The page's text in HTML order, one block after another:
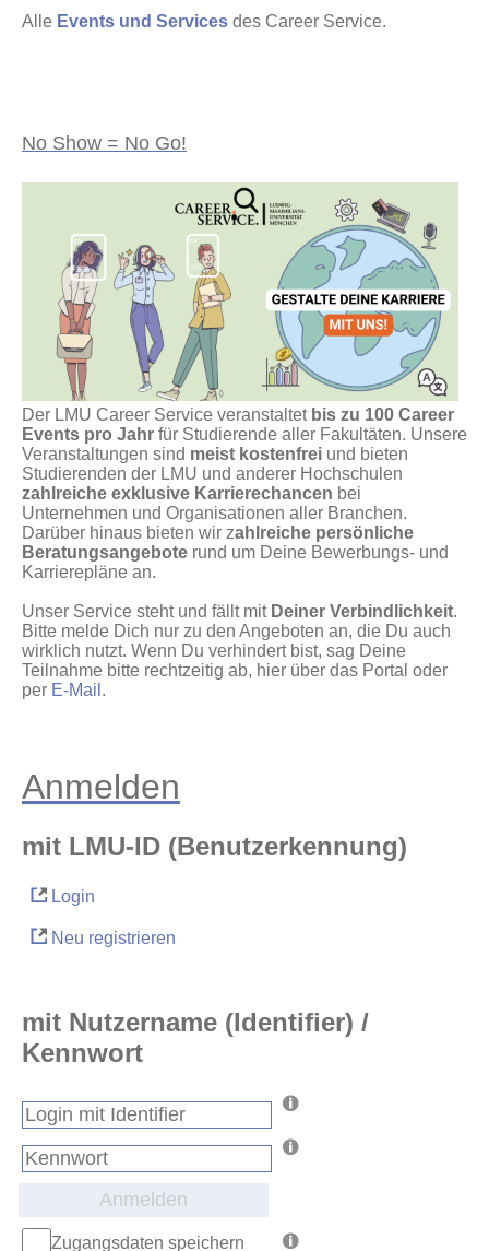
Alle Events und Services des Career Service.
No Show = No Go!
Der LMU Career Service veranstaltet bis zu 100 Career
Events pro Jahr für Studierende aller Fakultäten. Unsere
Veranstaltungen sind meist kostenfrei und bieten
Studierenden der LMU und anderer Hochschulen
zahlreiche exklusive Karrierechancen bei
Unternehmen und Organisationen aller Branchen.
Darüber hinaus bieten wir zahlreiche persönliche
Beratungsangebote rund um Deine Bewerbungs- und
Karrierepläne an.
Unser Service steht und fällt mit Deiner Verbindlichkeit.
Bitte melde Dich nur zu den Angeboten an, die Du auch
wirklich nutzt. Wenn Du verhindert bist, sag Deine
Teilnahme bitte rechtzeitig ab, hier über das Portal oder
per E-Mail .
Anmelden
mit LMU-ID (Benutzerkennung)
Login
Neu registrieren
mit Nutzername (Identifier) /
Kennwort
Anmelden
Zugangsdaten speichern